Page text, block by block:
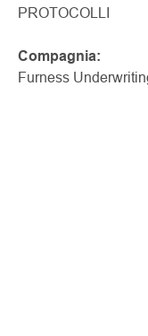
PROTOCOLLI
Compagnia:
Furness